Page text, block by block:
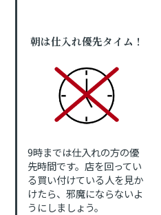
朝は仕入れ優先タイム！
9時までは仕入れの方の優
先時間です。店を回ってい
る買い付けている人を見か
けたら、邪魔にならないよ
うにしましょう。